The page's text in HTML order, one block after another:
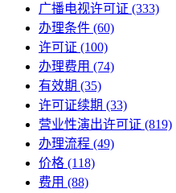
广播电视许可证 (333)
办理条件 (60)
许可证 (100)
办理费用 (74)
有效期 (35)
许可证续期 (33)
营业性演出许可证 (819)
办理流程 (49)
价格 (118)
费用 (88)